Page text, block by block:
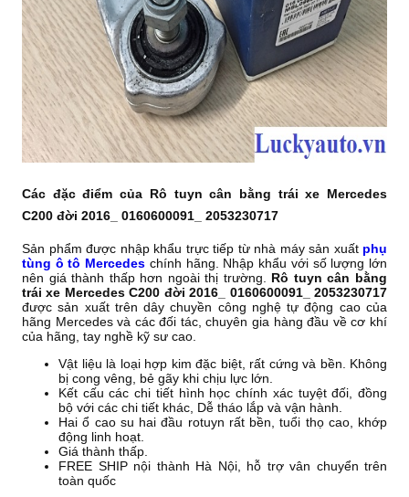
Các đặc điểm của Rô tuyn cân bằng trái xe Mercedes
C200 đời 2016_ 0160600091_ 2053230717
Sản phẩm được nhập khẩu trực tiếp từ nhà máy sản xuất phụ
tùng ô tô Mercedes chính hãng. Nhập khẩu với số lượng lớn
nên giá thành thấp hơn ngoài thị trường. Rô tuyn cân bằng
trái xe Mercedes C200 đời 2016_ 0160600091_ 2053230717
được sản xuất trên dây chuyền công nghệ tự động cao của
hãng Mercedes và các đối tác, chuyên gia hàng đầu về cơ khí
của hãng, tay nghề kỹ sư cao.
Vật liệu là loại hợp kim đặc biệt, rất cứng và bền. Không
bị cong vêng, bẻ gãy khi chịu lực lớn.
Kết cấu các chi tiết hình học chính xác tuyệt đối, đồng
bộ với các chi tiết khác, Dễ tháo lắp và vận hành.
Hai ổ cao su hai đầu rotuyn rất bền, tuổi thọ cao, khớp
động linh hoạt.
Giá thành thấp.
FREE SHIP nội thành Hà Nội, hỗ trợ vân chuyển trên
toàn quốc